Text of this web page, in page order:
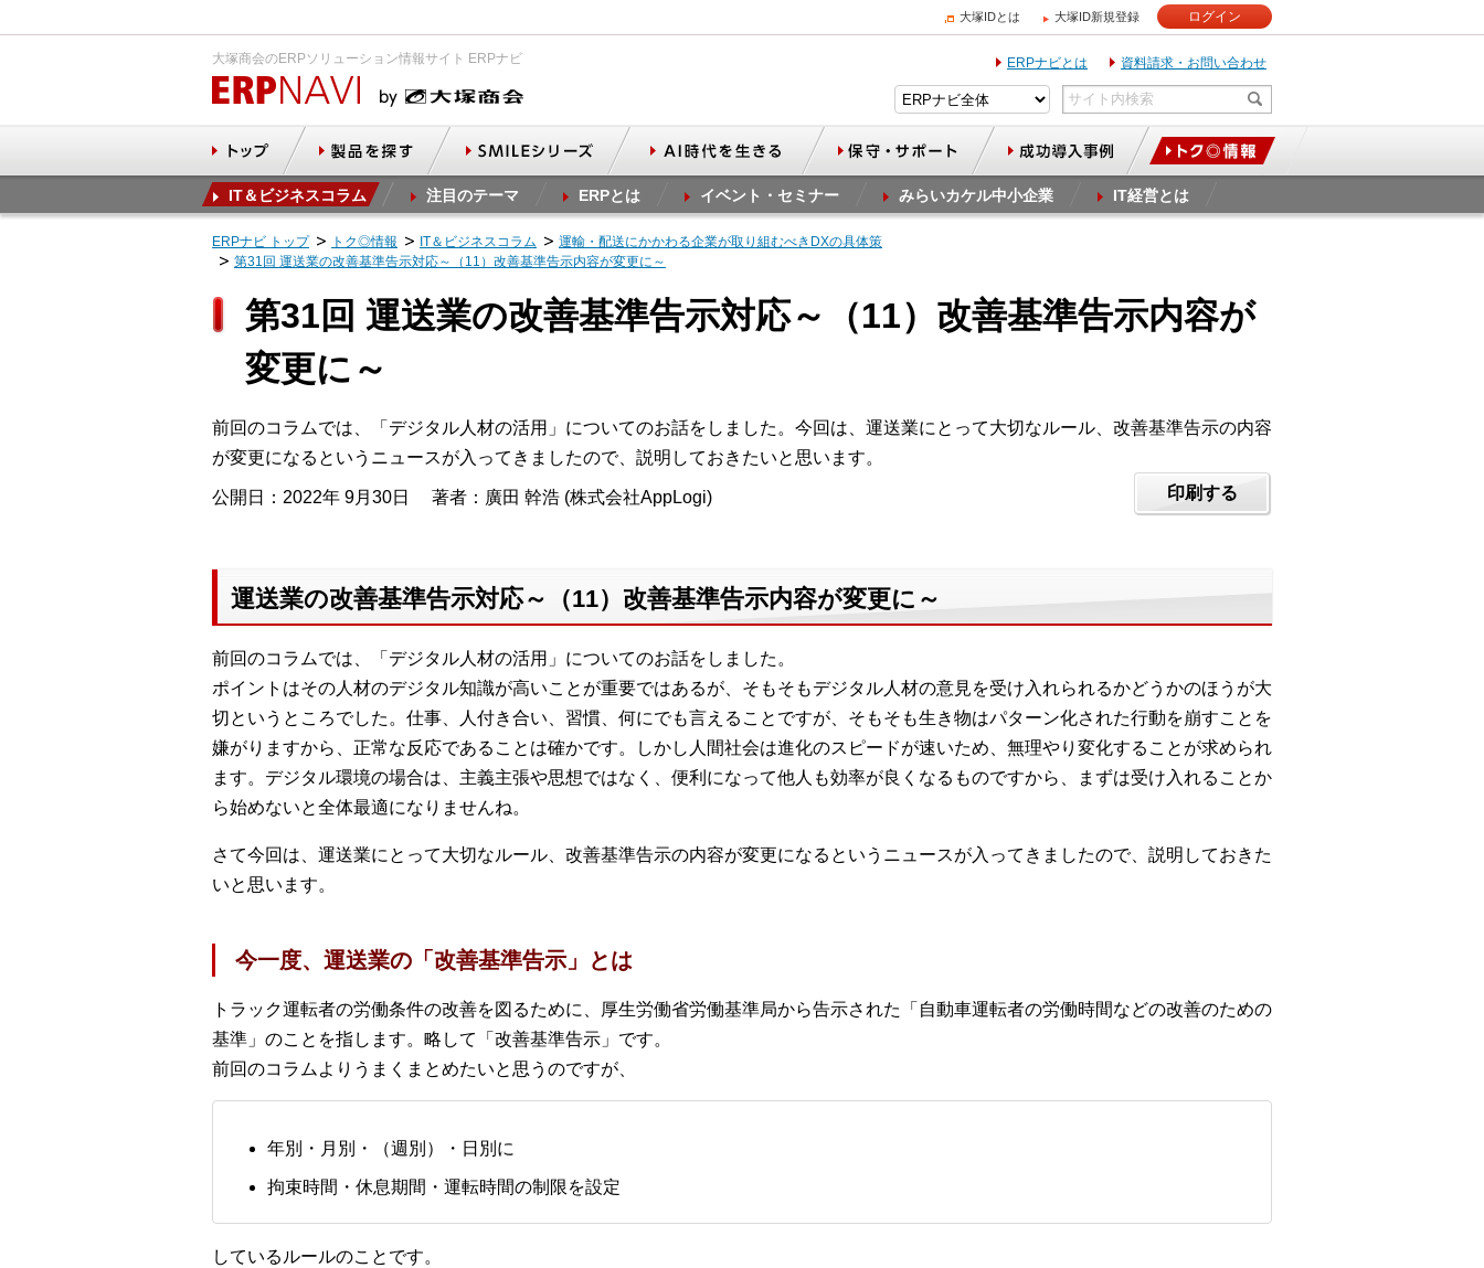
大塚IDとは 大塚ID新規登録 ログイン
大塚商会のERPソリューション情報サイト ERPナビ ERPナビとは 資料請求・お問い合わせ
IT＆ビジネスコラム 注目のテーマ ERPとは イベント・セミナー みらいカケル中小企業 IT経営とは
ERPナビ トップ トク◎情報 IT＆ビジネスコラム
運輸・配送にかかわる企業が取り組むべきDXの具体策
第31回 運送業の改善基準告示対応～（11）改善基準告示内容が変更に～
第31回 運送業の改善基準告示対応～（11）改善基準告示内容が
変更に～
前回のコラムでは、「デジタル人材の活用」についてのお話をしました。今回は、運送業にとって大切なルール、改善基準告示の内容
が変更になるというニュースが入ってきましたので、説明しておきたいと思います。
公開日：2022年 9月30日 著者：廣田 幹浩 (株式会社AppLogi) 印刷する
運送業の改善基準告示対応～（11）改善基準告示内容が変更に～
前回のコラムでは、「デジタル人材の活用」についてのお話をしました。
ポイントはその人材のデジタル知識が高いことが重要ではあるが、そもそもデジタル人材の意見を受け入れられるかどうかのほうが大
切というところでした。仕事、人付き合い、習慣、何にでも言えることですが、そもそも生き物はパターン化された行動を崩すことを
嫌がりますから、正常な反応であることは確かです。しかし人間社会は進化のスピードが速いため、無理やり変化することが求められ
ます。デジタル環境の場合は、主義主張や思想ではなく、便利になって他人も効率が良くなるものですから、まずは受け入れることか
ら始めないと全体最適になりませんね。
さて今回は、運送業にとって大切なルール、改善基準告示の内容が変更になるというニュースが入ってきましたので、説明しておきた
いと思います。
今一度、運送業の「改善基準告示」とは
トラック運転者の労働条件の改善を図るために、厚生労働省労働基準局から告示された「自動車運転者の労働時間などの改善のための
基準」のことを指します。略して「改善基準告示」です。
前回のコラムよりうまくまとめたいと思うのですが、
年別・月別・（週別）・日別に
拘束時間・休息期間・運転時間の制限を設定
しているルールのことです。